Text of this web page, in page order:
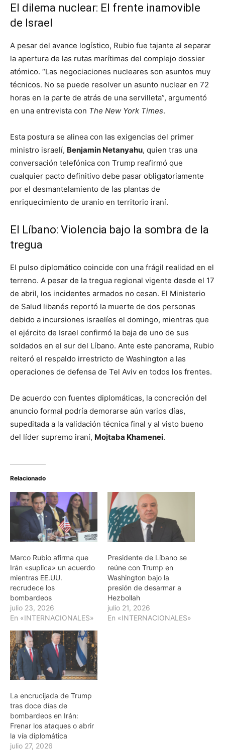
El dilema nuclear: El frente inamovible
de Israel
A pesar del avance logístico, Rubio fue tajante al separar
la apertura de las rutas marítimas del complejo dossier
atómico. “Las negociaciones nucleares son asuntos muy
técnicos. No se puede resolver un asunto nuclear en 72
horas en la parte de atrás de una servilleta”, argumentó
en una entrevista con The New York Times.
Esta postura se alinea con las exigencias del primer
ministro israelí, Benjamin Netanyahu, quien tras una
conversación telefónica con Trump reafirmó que
cualquier pacto definitivo debe pasar obligatoriamente
por el desmantelamiento de las plantas de
enriquecimiento de uranio en territorio iraní.
El Líbano: Violencia bajo la sombra de la
tregua
El pulso diplomático coincide con una frágil realidad en el
terreno. A pesar de la tregua regional vigente desde el 17
de abril, los incidentes armados no cesan. El Ministerio
de Salud libanés reportó la muerte de dos personas
debido a incursiones israelíes el domingo, mientras que
el ejército de Israel confirmó la baja de uno de sus
soldados en el sur del Líbano. Ante este panorama, Rubio
reiteró el respaldo irrestricto de Washington a las
operaciones de defensa de Tel Aviv en todos los frentes.
De acuerdo con fuentes diplomáticas, la concreción del
anuncio formal podría demorarse aún varios días,
supeditada a la validación técnica final y al visto bueno
del líder supremo iraní, Mojtaba Khamenei.
Relacionado
Marco Rubio afirma que
Irán «suplica» un acuerdo
mientras EE.UU.
recrudece los
bombardeos
julio 23, 2026
En «INTERNACIONALES»
Presidente de Líbano se
reúne con Trump en
Washington bajo la
presión de desarmar a
Hezbollah
julio 21, 2026
En «INTERNACIONALES»
La encrucijada de Trump
tras doce días de
bombardeos en Irán:
Frenar los ataques o abrir
la vía diplomática
julio 27, 2026